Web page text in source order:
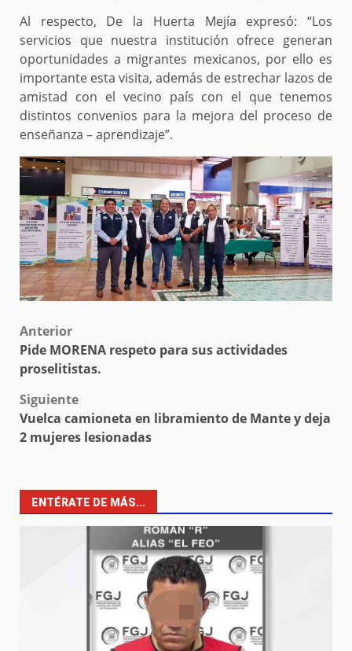
Al respecto, De la Huerta Mejía expresó: “Los
servicios que nuestra institución ofrece generan
oportunidades a migrantes mexicanos, por ello es
importante esta visita, además de estrechar lazos de
amistad con el vecino país con el que tenemos
distintos convenios para la mejora del proceso de
enseñanza – aprendizaje”.
Post
navigation
Anterior
Pide MORENA respeto para sus actividades
proselitistas.
Siguiente
Vuelca camioneta en libramiento de Mante y deja
2 mujeres lesionadas
ENTÉRATE DE MÁS...